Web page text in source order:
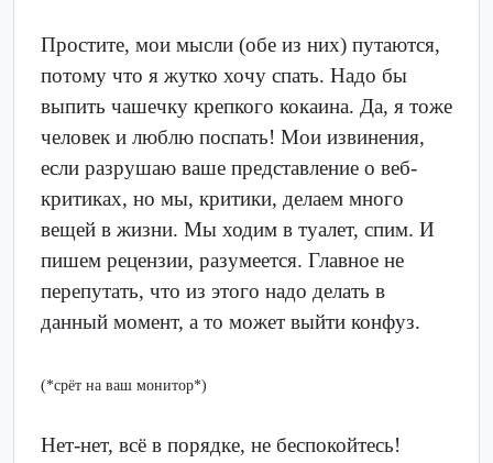
Простите, мои мысли (обе из них) путаются,
потому что я жутко хочу спать. Надо бы
выпить чашечку крепкого кокаина. Да, я тоже
человек и люблю поспать! Мои извинения,
если разрушаю ваше представление о веб-
критиках, но мы, критики, делаем много
вещей в жизни. Мы ходим в туалет, спим. И
пишем рецензии, разумеется. Главное не
перепутать, что из этого надо делать в
данный момент, а то может выйти конфуз.
(*срёт на ваш монитор*)
Нет-нет, всё в порядке, не беспокойтесь!